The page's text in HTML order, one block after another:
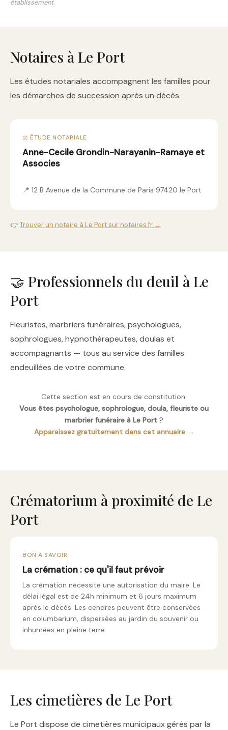
établissement.
Notaires à Le Port
Les études notariales accompagnent les familles pour
les démarches de succession après un décès.
⚖️ ÉTUDE NOTARIALE
Anne-Cecile Grondin-Narayanin-Ramaye et
Associes
📍 12 B Avenue de la Commune de Paris 97420 le Port
👉Trouver un notaire à Le Port sur notaires.fr →
🤝 Professionnels du deuil à Le
Port
Fleuristes, marbriers funéraires, psychologues,
sophrologues, hypnothérapeutes, doulas et
accompagnants — tous au service des familles
endeuillées de votre commune.
Cette section est en cours de constitution.
Vous êtes psychologue, sophrologue, doula, fleuriste ou
marbrier funéraire à Le Port ?
Apparaissez gratuitement dans cet annuaire →
Crématorium à proximité de Le
Port
BON À SAVOIR
La crémation : ce qu'il faut prévoir
La crémation nécessite une autorisation du maire. Le
délai légal est de 24h minimum et 6 jours maximum
après le décès. Les cendres peuvent être conservées
en columbarium, dispersées au jardin du souvenir ou
inhumées en pleine terre.
Les cimetières de Le Port
Le Port dispose de cimetières municipaux gérés par la